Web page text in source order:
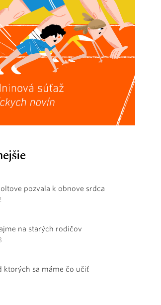
pozvala k obnove srdca
na starých rodičov
ktorých sa máme čo učiť